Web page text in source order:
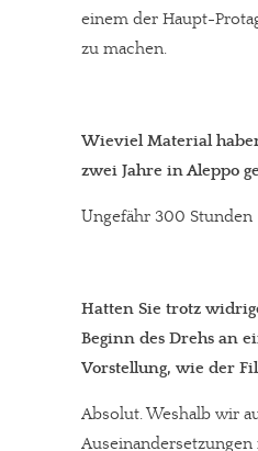
einem der Haupt-
zu machen.
Wieviel Material
zwei Jahre in Aleppo
Ungefähr 300 Stunden
Hatten Sie trotz
Beginn des Drehs an
Vorstellung, wie der
Absolut. Weshalb wir